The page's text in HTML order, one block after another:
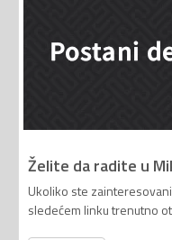
Želite da radite u
Ukoliko ste
sledećem linku trenutno